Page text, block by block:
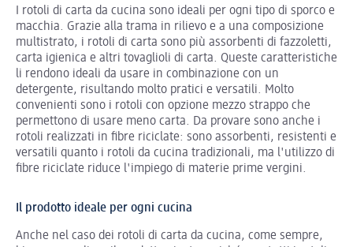
I rotoli di carta da cucina sono ideali per ogni tipo di sporco e
macchia. Grazie alla trama in rilievo e a una composizione
multistrato, i rotoli di carta sono più assorbenti di fazzoletti,
carta igienica e altri tovaglioli di carta. Queste caratteristiche
li rendono ideali da usare in combinazione con un
detergente, risultando molto pratici e versatili. Molto
convenienti sono i rotoli con opzione mezzo strappo che
permettono di usare meno carta. Da provare sono anche i
rotoli realizzati in fibre riciclate: sono assorbenti, resistenti e
versatili quanto i rotoli da cucina tradizionali, ma l'utilizzo di
fibre riciclate riduce l'impiego di materie prime vergini.
Il prodotto ideale per ogni cucina
Anche nel caso dei rotoli di carta da cucina, come sempre,